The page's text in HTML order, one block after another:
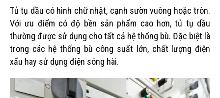
Tủ tụ dầu có hình chữ nhật, cạnh sườn vuông hoặc tròn.
Với ưu điểm có độ bền sản phẩm cao hơn, tủ tụ dầu
thường được sử dụng cho tất cả hệ thống bù. Đặc biệt là
trong các hệ thống bù công suất lớn, chất lượng điện
xấu hay sử dụng điện sóng hài.